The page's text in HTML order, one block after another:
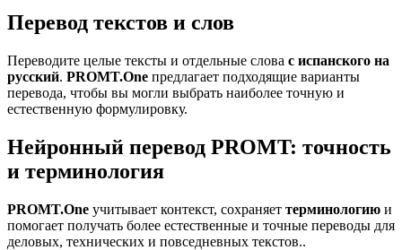
Перевод текстов и слов
Переводите целые тексты и отдельные слова с испанского на
русский. PROMT.One предлагает подходящие варианты
перевода, чтобы вы могли выбрать наиболее точную и
естественную формулировку.
Нейронный перевод PROMT: точность
и терминология
PROMT.One учитывает контекст, сохраняет терминологию и
помогает получать более естественные и точные переводы для
деловых, технических и повседневных текстов..